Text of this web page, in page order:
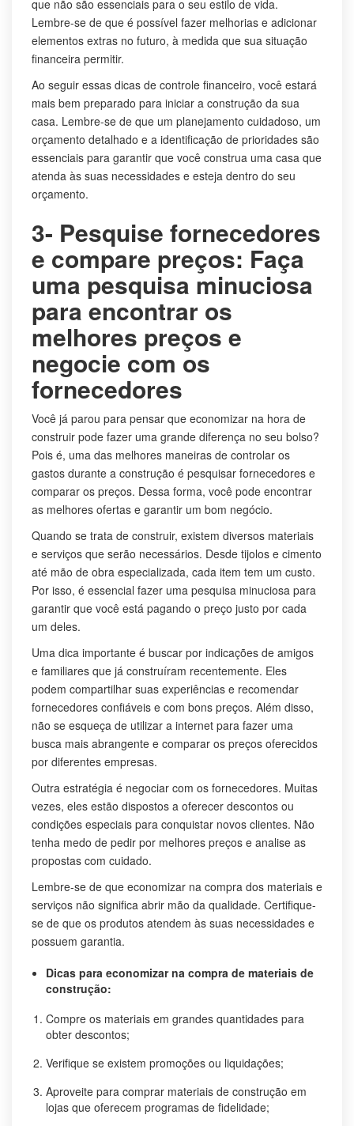
que não são essenciais para o seu estilo de vida.
Lembre-se de que é possível fazer melhorias e adicionar
elementos extras no futuro, à medida que sua situação
financeira permitir.
Ao seguir essas dicas de controle financeiro, você estará
mais bem preparado para iniciar a construção da sua
casa. Lembre-se de que um planejamento cuidadoso, um
orçamento detalhado e a identificação de prioridades são
essenciais para garantir que você construa uma casa que
atenda às suas necessidades e esteja dentro do seu
orçamento.
3- Pesquise fornecedores
e compare preços: Faça
uma pesquisa minuciosa
para encontrar os
melhores preços e
negocie com os
fornecedores
Você já parou para pensar que economizar na hora de
construir pode fazer uma grande diferença no seu bolso?
Pois é, uma das melhores maneiras de controlar os
gastos durante a construção é pesquisar fornecedores e
comparar os preços. Dessa forma, você pode encontrar
as melhores ofertas e garantir um bom negócio.
Quando se trata de construir, existem diversos materiais
e serviços que serão necessários. Desde tijolos e cimento
até mão de obra especializada, cada item tem um custo.
Por isso, é essencial fazer uma pesquisa minuciosa para
garantir que você está pagando o preço justo por cada
um deles.
Uma dica importante é buscar por indicações de amigos
e familiares que já construíram recentemente. Eles
podem compartilhar suas experiências e recomendar
fornecedores confiáveis e com bons preços. Além disso,
não se esqueça de utilizar a internet para fazer uma
busca mais abrangente e comparar os preços oferecidos
por diferentes empresas.
Outra estratégia é negociar com os fornecedores. Muitas
vezes, eles estão dispostos a oferecer descontos ou
condições especiais para conquistar novos clientes. Não
tenha medo de pedir por melhores preços e analise as
propostas com cuidado.
Lembre-se de que economizar na compra dos materiais e
serviços não significa abrir mão da qualidade. Certifique-
se de que os produtos atendem às suas necessidades e
possuem garantia.
Dicas para economizar na compra de materiais de
construção:
Compre os materiais em grandes quantidades para
obter descontos;
Verifique se existem promoções ou liquidações;
Aproveite para comprar materiais de construção em
lojas que oferecem programas de fidelidade;